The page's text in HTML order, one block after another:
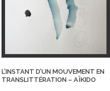
L’INSTANT D’UN MOUVEMENT EN
TRANSLITTÉRATION – AÏKIDO